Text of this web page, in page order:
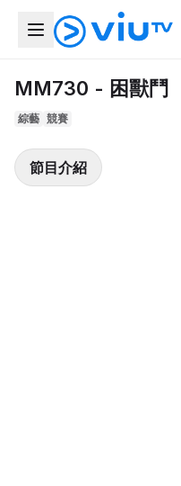
MM730 - 困獸鬥
綜藝 競賽
節目介紹